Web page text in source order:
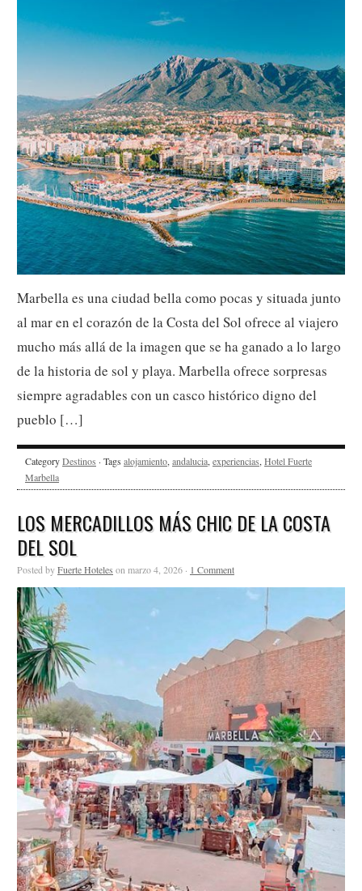
Marbella es una ciudad bella como pocas y situada junto
al mar en el corazón de la Costa del Sol ofrece al viajero
mucho más allá de la imagen que se ha ganado a lo largo
de la historia de sol y playa. Marbella ofrece sorpresas
siempre agradables con un casco histórico digno del
pueblo […]
CategoryDestinos · Tags alojamiento,andalucia,experiencias,Hotel Fuerte
Marbella
LOS MERCADILLOS MÁS CHIC DE LA COSTA
DEL SOL
Posted byFuerte Hoteles on marzo 4, 2026 · 1 Comment